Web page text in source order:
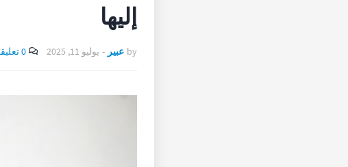
إليها
by عبير - يوليو 11, 2025 0 تعليقات